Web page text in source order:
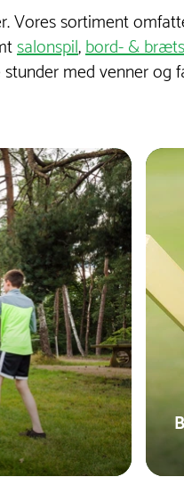
Vores sortiment
salonspil,bord- &
med venner og